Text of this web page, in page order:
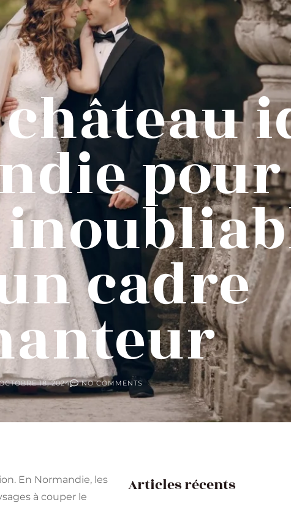
cadre
18, 2024 NO COMMENTS
En Normandie, les
à couper le
Articles récents